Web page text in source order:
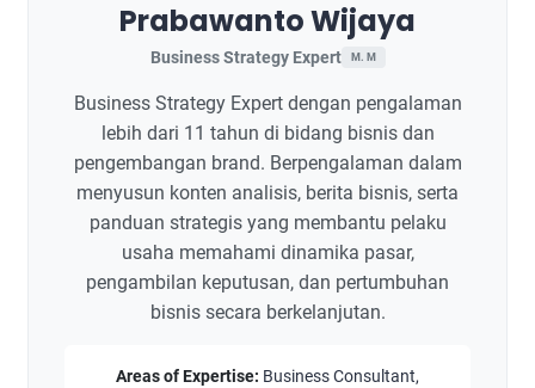
Prabawanto Wijaya
Business Strategy Expert M. M
Business Strategy Expert dengan pengalaman
lebih dari 11 tahun di bidang bisnis dan
pengembangan brand. Berpengalaman dalam
menyusun konten analisis, berita bisnis, serta
panduan strategis yang membantu pelaku
usaha memahami dinamika pasar,
pengambilan keputusan, dan pertumbuhan
bisnis secara berkelanjutan.
Areas of Expertise: Business Consultant,